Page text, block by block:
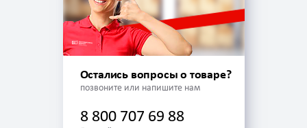
Остались вопросы о товаре?
позвоните или напишите нам
8 800 707 69 88